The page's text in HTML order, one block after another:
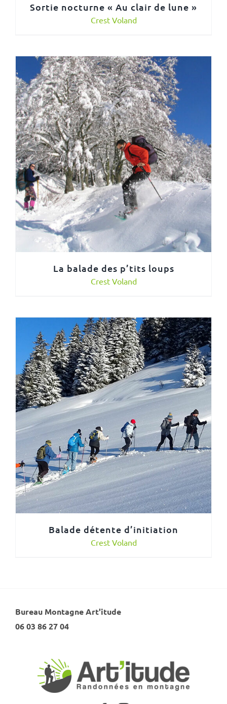
Sortie nocturne « Au clair de lune »
Crest Voland
La balade des p’tits loups
Crest Voland
Balade détente d’initiation
Crest Voland
Bureau Montagne Art'itude
06 03 86 27 04